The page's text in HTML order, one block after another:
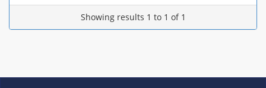
Showing results 1 to 1 of 1